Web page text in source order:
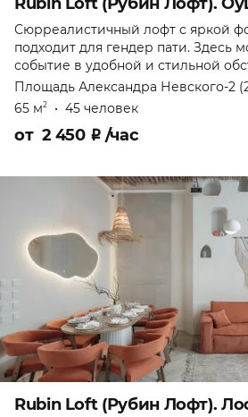
Сюрреалистичный лофт с яркой
подходит для гендер пати. Здесь
событие в удобной и стильной
Площадь Александра Невского-2
65 м2 • 45 человек
от 2 450 ₽ /час
Rubin Loft (Рубин Лофт).